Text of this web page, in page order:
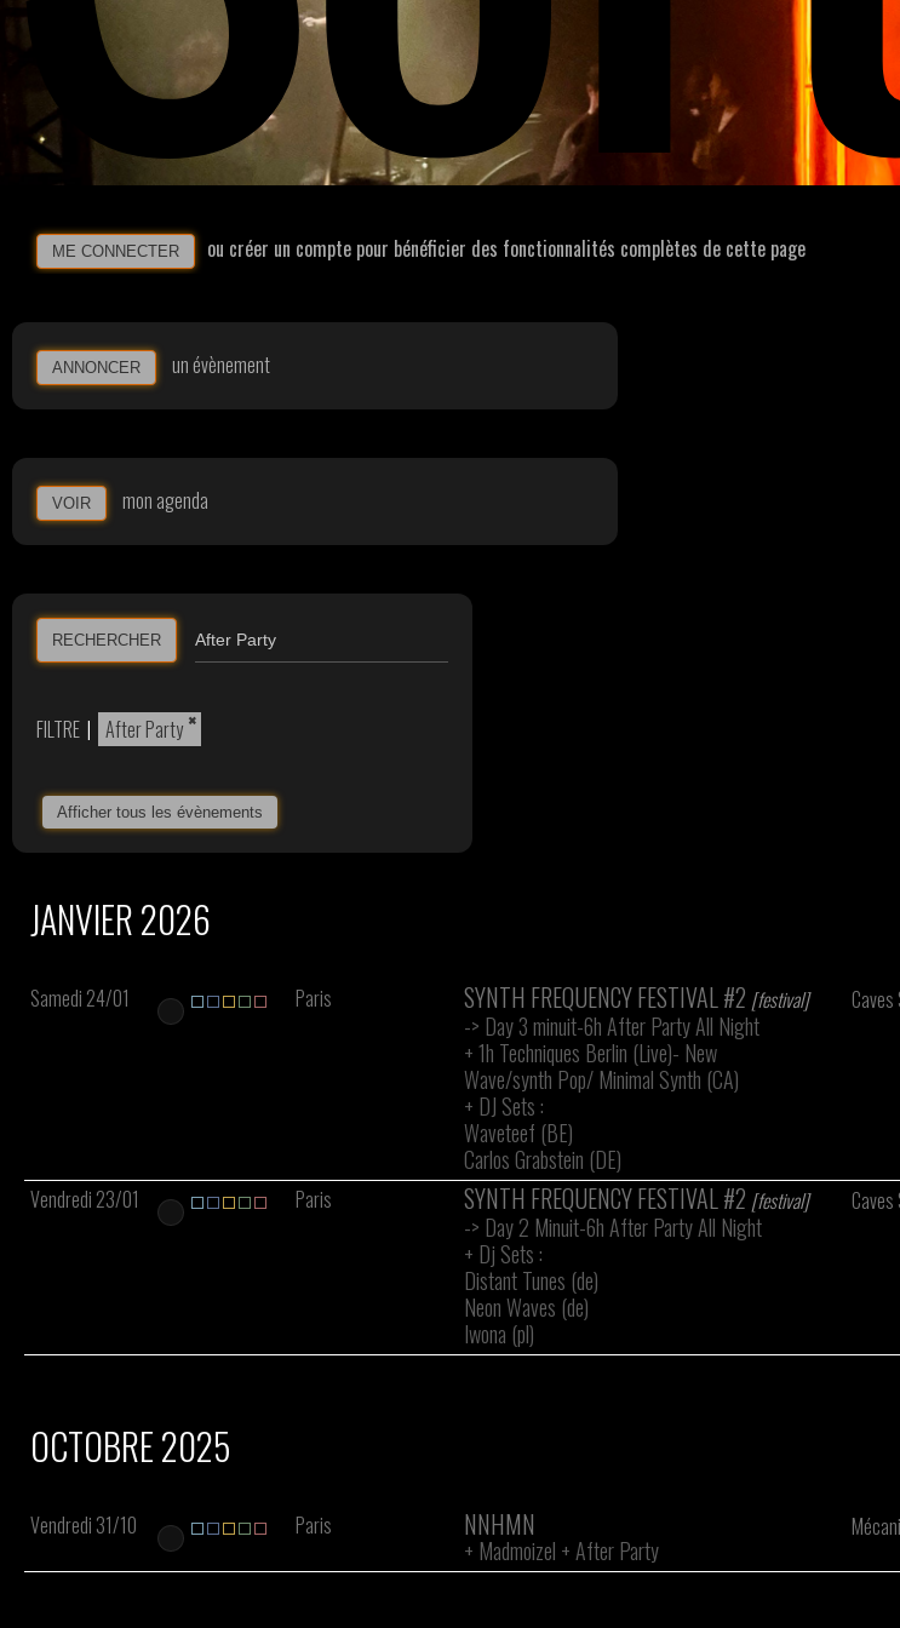
ME CONNECTER ou créer un compte pour bénéficier des fonctionnalités complètes de cette page
ANNONCER un évènement
VOIR mon agenda
RECHERCHER
FILTRE | ×
After Party
Afficher tous les évènements
JANVIER 2026
Samedi 24/01 Paris SYNTH FREQUENCY FESTIVAL #2 [festival]
-> Day 3 minuit-6h After Party All Night
+1h Techniques Berlin (Live)- New
Wave/synth Pop/ Minimal Synth (CA)
+ DJ Sets :
Waveteef (BE)
Carlos Grabstein (DE)
Vendredi 23/01 Paris SYNTH FREQUENCY FESTIVAL #2 [festival]
-> Day 2 Minuit-6h After Party All Night
+ Dj Sets :
Distant Tunes (de)
Neon Waves (de)
Iwona (pl)
OCTOBRE 2025
Vendredi 31/10 Paris NNHMN
+ Madmoizel + After Party